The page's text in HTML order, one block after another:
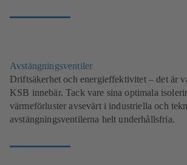
Avstängningsventiler
Driftsäkerhet och energieffektivitet – det är
KSB innebär. Tack vare sina optimala
värmeförluster avsevärt i industriella och
avstängningsventilerna helt underhållsfria.